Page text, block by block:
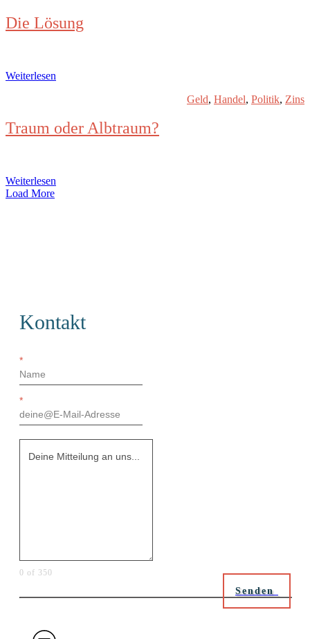
Die Lösung
Weiterlesen
Geld, Handel, Politik, Zins
Traum oder Albtraum?
Weiterlesen
Load More
Kontakt
*
*
0 of 350
Senden